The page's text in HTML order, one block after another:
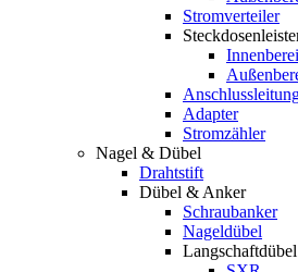
Stromverteiler
Adapter
Stromzähler
Nagel & Dübel
Drahtstift
Dübel & Anker
Schraubanker
Nageldübel
Langschaftdübel